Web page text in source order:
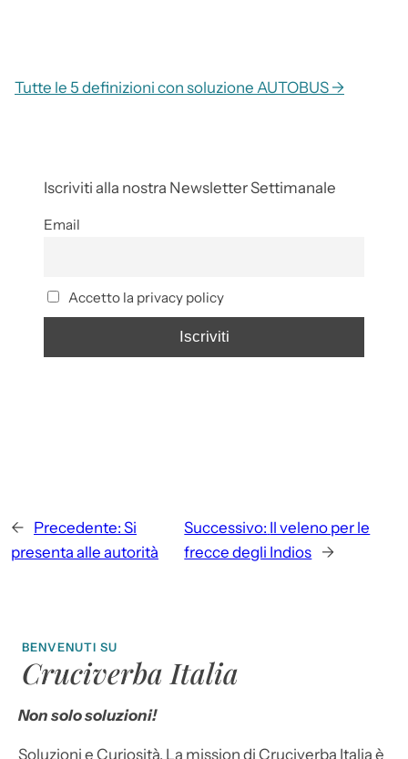
Tutte le 5 definizioni con soluzione AUTOBUS →
Iscriviti alla nostra Newsletter Settimanale
Email
Accetto la privacy policy
← Precedente: Si
presenta alle autorità
Successivo: Il veleno per le
frecce degli Indios →
BENVENUTI SU
Cruciverba Italia
Non solo soluzioni!
Soluzioni e Curiosità. La mission di Cruciverba Italia è